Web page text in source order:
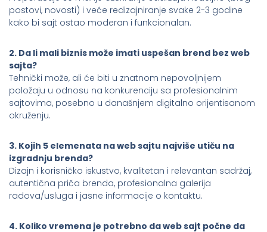
postovi, novosti) i veće redizajniranje svake 2-3 godine
kako bi sajt ostao moderan i funkcionalan.
2. Da li mali biznis može imati uspešan brend bez web
sajta?
Tehnički može, ali će biti u znatnom nepovoljnijem
položaju u odnosu na konkurenciju sa profesionalnim
sajtovima, posebno u današnjem digitalno orijentisanom
okruženju.
3. Kojih 5 elemenata na web sajtu najviše utiču na
izgradnju brenda?
Dizajn i korisničko iskustvo, kvalitetan i relevantan sadržaj,
autentična priča brenda, profesionalna galerija
radova/usluga i jasne informacije o kontaktu.
4. Koliko vremena je potrebno da web sajt počne da